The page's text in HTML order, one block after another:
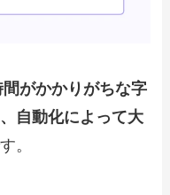
がかかりがちな字
自動化によって大
。